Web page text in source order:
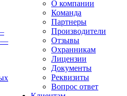
—
О компании
Команда
Партнеры
Производители
Отзывы
Охранникам
Лицензии
Документы
Реквизиты
Вопрос ответ